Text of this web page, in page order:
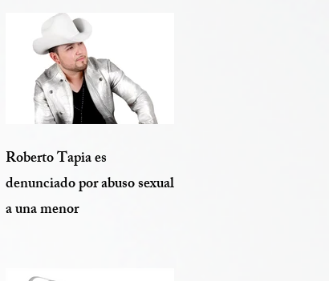
Roberto Tapia es
denunciado por abuso sexual
a una menor